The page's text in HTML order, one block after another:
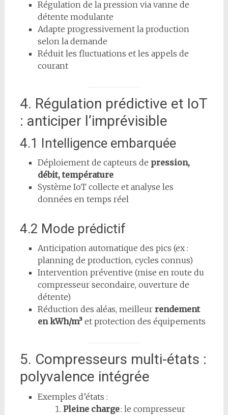
Régulation de la pression via vanne de
détente modulante
Adapte progressivement la production
selon la demande
Réduit les fluctuations et les appels de
courant
4. Régulation prédictive et IoT
: anticiper l’imprévisible
4.1 Intelligence embarquée
Déploiement de capteurs de pression,
débit, température
Système IoT collecte et analyse les
données en temps réel
4.2 Mode prédictif
Anticipation automatique des pics (ex :
planning de production, cycles connus)
Intervention préventive (mise en route du
compresseur secondaire, ouverture de
détente)
Réduction des aléas, meilleur rendement
en kWh/m³et protection des équipements
5. Compresseurs multi-états :
polyvalence intégrée
Exemples d’états :
Pleine charge: le compresseur